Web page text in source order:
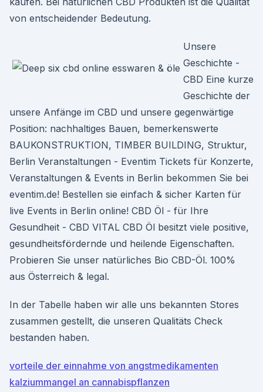
von entscheidender Bedeutung.
Unsere
Geschichte -
CBD Eine kurze
Geschichte der
unsere Anfänge im CBD und unsere gegenwärtige
Position: nachhaltiges Bauen, bemerkenswerte
BAUKONSTRUKTION, TIMBER BUILDING, Struktur,
Berlin Veranstaltungen - Eventim Tickets für Konzerte,
Veranstaltungen & Events in Berlin bekommen Sie bei
eventim.de! Bestellen sie einfach & sicher Karten für
live Events in Berlin online! CBD Öl - für Ihre
Gesundheit - CBD VITAL CBD Öl besitzt viele positive,
gesundheitsfördernde und heilende Eigenschaften.
Probieren Sie unser natürliches Bio CBD-Öl. 100%
aus Österreich & legal.
In der Tabelle haben wir alle uns bekannten Stores
zusammen gestellt, die unseren Qualitäts Check
bestanden haben.
vorteile der einnahme von angstmedikamenten
kalziummangel an cannabispflanzen